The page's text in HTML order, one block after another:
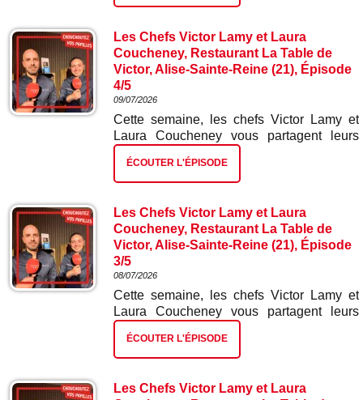
houblon.
Les Chefs Victor Lamy et Laura
Coucheney, Restaurant La Table de
Victor, Alise-Sainte-Reine (21), Épisode
4/5
09/07/2026
Cette semaine, les chefs Victor Lamy et
Laura Coucheney vous partagent leurs
meilleures recettes. Dans ce quatrième
épisode : mignon de porcs et sa purée de
pois chiches et ses mini navets japonais.
ÉCOUTER L'ÉPISODE
Les Chefs Victor Lamy et Laura
Coucheney, Restaurant La Table de
Victor, Alise-Sainte-Reine (21), Épisode
3/5
08/07/2026
Cette semaine, les chefs Victor Lamy et
Laura Coucheney vous partagent leurs
meilleures recettes. Dans ce troisième
épisode : truite et ses mini légumes.
ÉCOUTER L'ÉPISODE
Les Chefs Victor Lamy et Laura